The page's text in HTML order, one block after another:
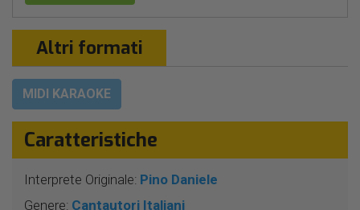
Altri formati
MIDI KARAOKE
Caratteristiche
Interprete Originale: Pino Daniele
Genere: Cantautori Italiani